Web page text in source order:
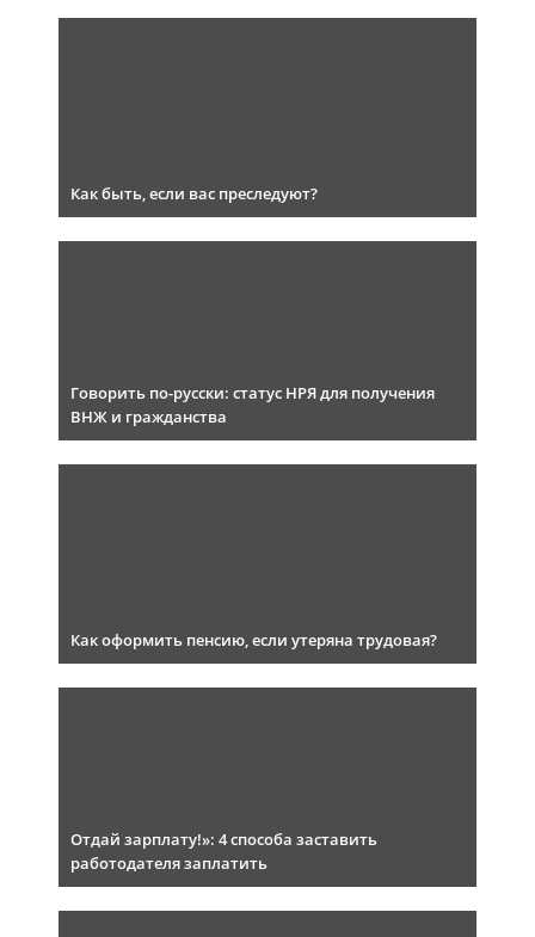
Как быть, если вас преследуют?
Говорить по-русски: статус НРЯ для получения
ВНЖ и гражданства
Как оформить пенсию, если утеряна трудовая?
Отдай зарплату!»: 4 способа заставить
работодателя заплатить